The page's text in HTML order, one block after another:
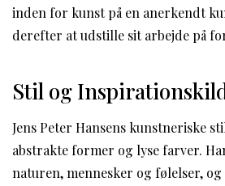
inden for kunst på en anerkendt
derefter at udstille sit arbejde på
Stil og
Jens Peter Hansens kunstneriske
abstrakte former og lyse farver.
naturen, mennesker og følelser,